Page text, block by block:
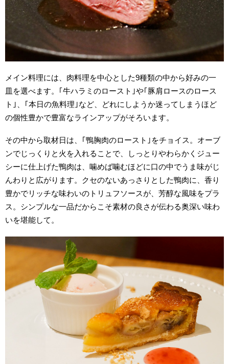
メイン料理には、肉料理を中心とした9種類の中から好みの一
皿を選べます。｢牛ハラミのロースト｣や｢豚肩ロースのロース
ト｣、｢本日の魚料理｣など、どれにしようか迷ってしまうほど
の個性豊かで豊富なラインアップがそろいます。
その中から取材日は、｢鴨胸肉のロースト｣をチョイス。オーブ
ンでじっくりと火を入れることで、しっとりやわらかくジュー
シーに仕上げた鴨肉は、噛めば噛むほどに口の中でうま味がじ
んわりと広がります。クセのないあっさりとした鴨肉に、香り
豊かでリッチな味わいのトリュフソースが、芳醇な風味をプラ
ス。シンプルな一品だからこそ素材の良さが伝わる奥深い味わ
いを堪能して。